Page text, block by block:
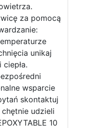
za pomocą
unikaj
wsparcie
skontaktuj
udzieli
10